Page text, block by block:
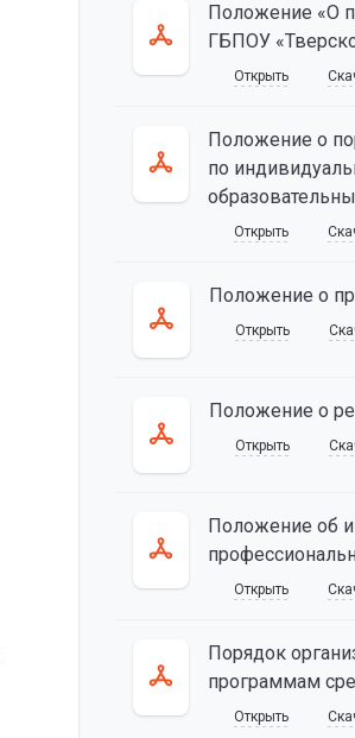
Положение «О
ГБПОУ
Открыть
Положение о
по
Открыть
Положение о
Открыть
Положение о
Открыть
Положение об
Открыть
Порядок
программам
Открыть